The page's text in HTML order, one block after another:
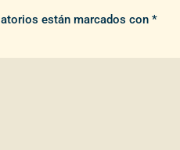
están marcados con*